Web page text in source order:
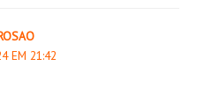
EM 21:42